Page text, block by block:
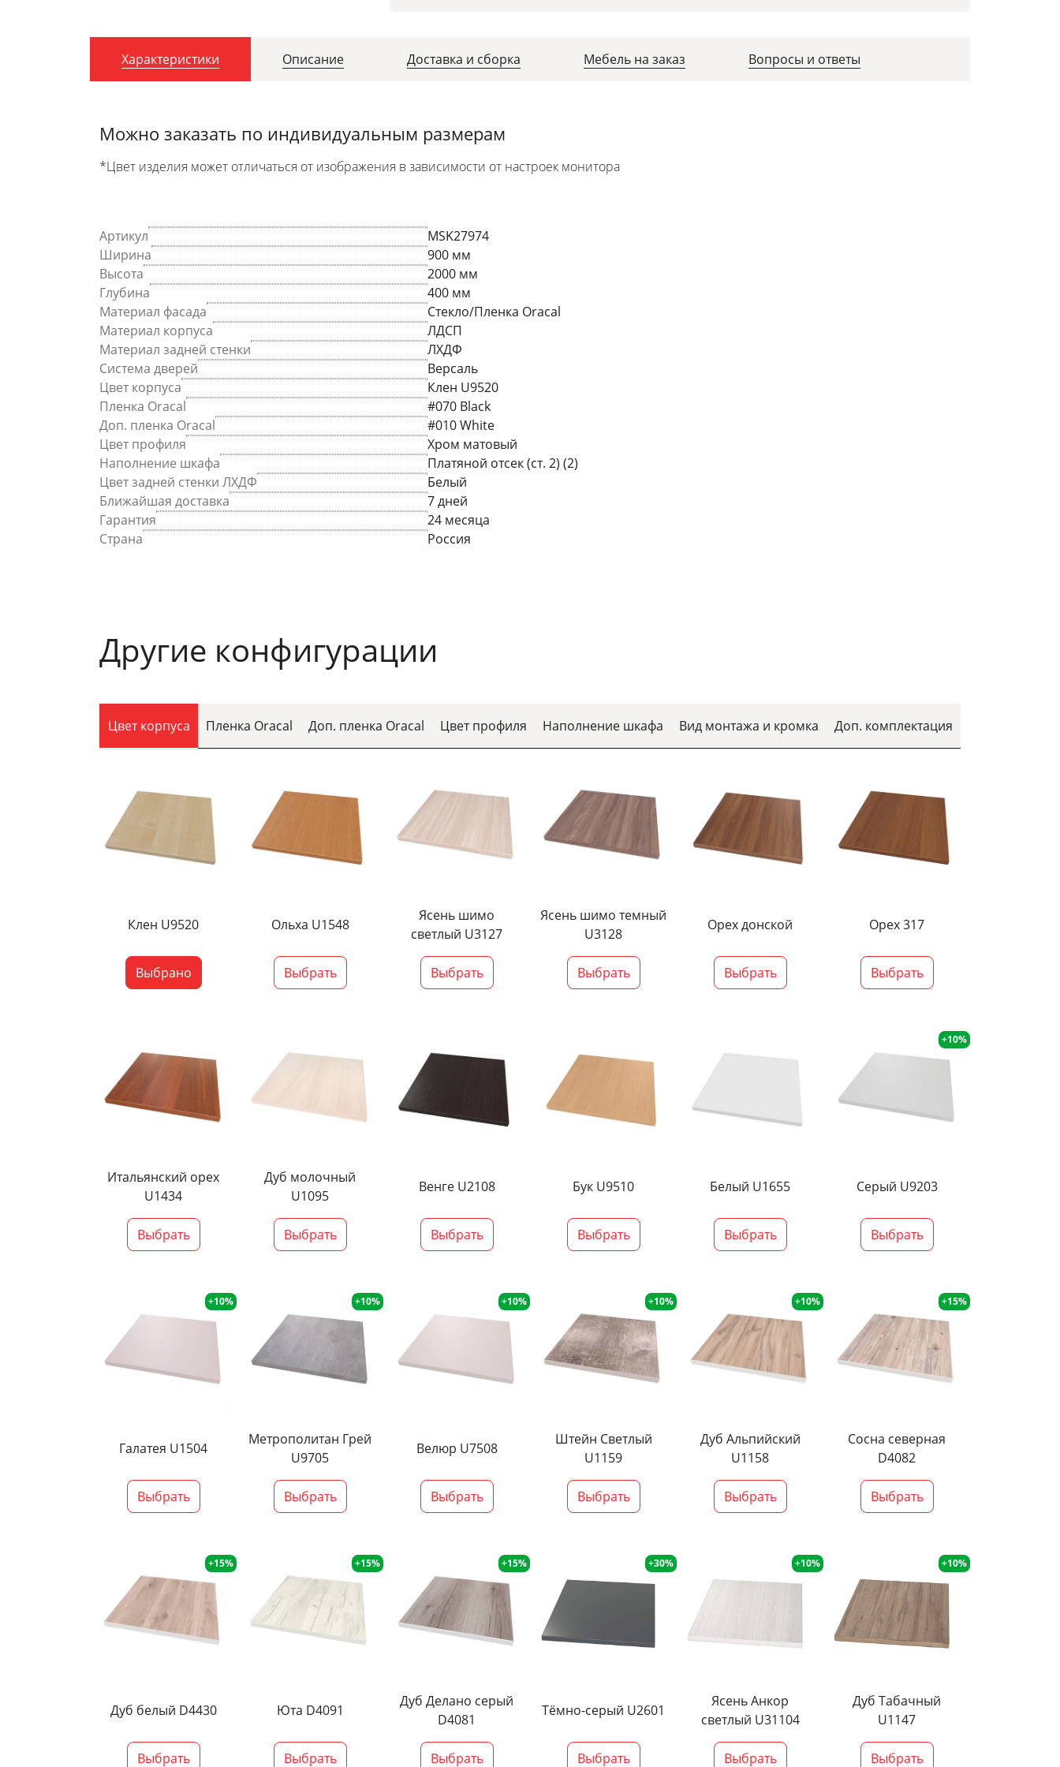
Характеристики Описание Доставка и сборка Мебель на заказ Вопросы и ответы
Можно заказать по индивидуальным размерам
*Цвет изделия может отличаться от изображения в зависимости от настроек монитора
Артикул
MSK27974
Ширина
900 мм
Высота
2000 мм
Глубина
400 мм
Материал фасада
Стекло/Пленка Oracal
Материал корпуса
ЛДСП
Материал задней стенки
ЛХДФ
Система дверей
Версаль
Цвет корпуса
Клен U9520
Пленка Oracal
#070 Black
Доп. пленка Oracal
#010 White
Цвет профиля
Хром матовый
Наполнение шкафа
Платяной отсек (ст. 2) (2)
Цвет задней стенки ЛХДФ
Белый
Ближайшая доставка
7 дней
Гарантия
24 месяца
Страна
Россия
Другие конфигурации
Цвет корпуса Пленка Oracal Доп. пленка Oracal Цвет профиля Наполнение шкафа Вид монтажа и кромка Доп. комплектация
Клен U9520
Выбрано
Ольха U1548
Выбрать
Ясень шимо
светлый U3127
Выбрать
Ясень шимо темный
U3128
Выбрать
Орех донской
Выбрать
Орех 317
Выбрать
Итальянский орех
U1434
Выбрать
Дуб молочный
U1095
Выбрать
Венге U2108
Выбрать
Бук U9510
Выбрать
Белый U1655
Выбрать
+10%
Серый U9203
Выбрать
+10%
Галатея U1504
Выбрать
+10%
Метрополитан Грей
U9705
Выбрать
+10%
Велюр U7508
Выбрать
+10%
Штейн Светлый
U1159
Выбрать
+10%
Дуб Альпийский
U1158
Выбрать
+15%
Сосна северная
D4082
Выбрать
+15%
Дуб белый D4430
Выбрать
+15%
Юта D4091
Выбрать
+15%
Дуб Делано серый
D4081
Выбрать
+30%
Тёмно-серый U2601
Выбрать
+10%
Ясень Анкор
светлый U31104
Выбрать
+10%
Дуб Табачный
U1147
Выбрать